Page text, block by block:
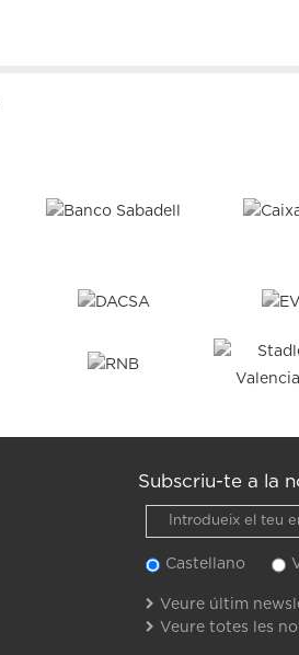
Subscriu-te a la
Castellano
Veure últim
Veure totes les